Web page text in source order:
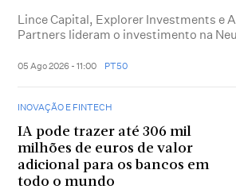
Lince Capital, Explorer Investments e
Partners lideram o investimento na
05 Ago 2026 - 11:00 PT50
INOVAÇÃO E FINTECH
IA pode trazer até 306 mil
milhões de euros de valor
adicional para os bancos em
todo o mundo